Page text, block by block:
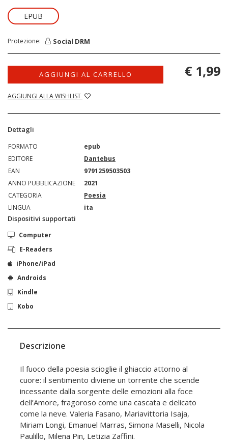
EPUB
Protezione: Social DRM
AGGIUNGI AL CARRELLO
AGGIUNGI ALLA WISHLIST
€ 1,99
Dettagli
FORMATO
epub
EDITORE
Dantebus
EAN
9791259503503
ANNO PUBBLICAZIONE
2021
CATEGORIA
Poesia
LINGUA
ita
Dispositivi supportati
Computer
E-Readers
iPhone/iPad
Androids
Kindle
Kobo
Descrizione
Il fuoco della poesia scioglie il ghiaccio attorno al
cuore: il sentimento diviene un torrente che scende
incessante dalla sorgente delle emozioni alla foce
dell’Amore, fragoroso come una cascata e delicato
come la neve. Valeria Fasano, Mariavittoria Isaja,
Miriam Longi, Emanuel Marras, Simona Maselli, Nicola
Paulillo, Milena Pin, Letizia Zaffini.